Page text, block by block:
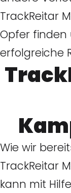
TrackReitar
Opfer finden
erfolgreiche
Wie wir
TrackReitar
kann mit